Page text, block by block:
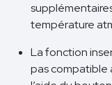
température
La fonction
pas compatible